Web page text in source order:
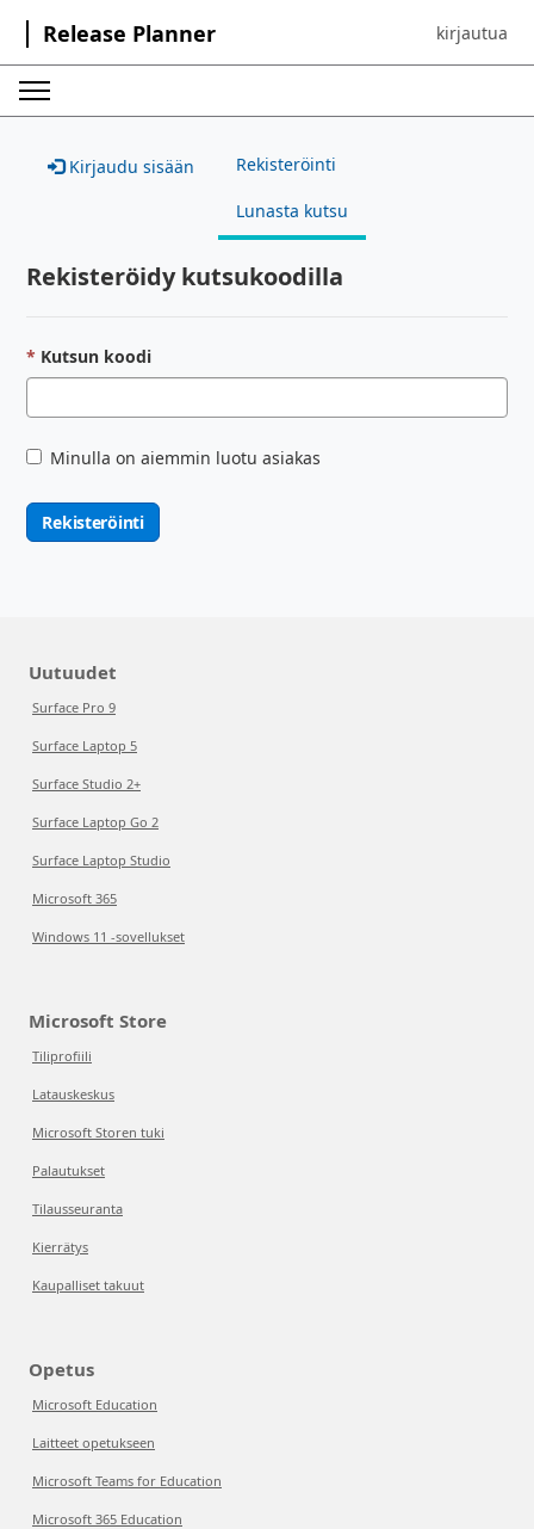
Release Planner Sign in to
kirjautua
Kirjaudu sisään Rekisteröinti
Lunasta kutsu
Rekisteröidy kutsukoodilla
Kutsun koodi
Minulla on aiemmin luotu asiakas
Rekisteröinti
Uutuudet
Surface Pro 9
Surface Laptop 5
Surface Studio 2+
Surface Laptop Go 2
Surface Laptop Studio
Microsoft 365
Windows 11 -sovellukset
Microsoft Store
Tiliprofiili
Latauskeskus
Microsoft Storen tuki
Palautukset
Tilausseuranta
Kierrätys
Kaupalliset takuut
Opetus
Microsoft Education
Laitteet opetukseen
Microsoft Teams for Education
Microsoft 365 Education